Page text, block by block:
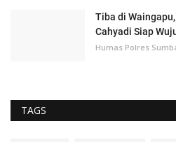
Tiba di
Cahyadi Siap
Humas Polres
TAGS